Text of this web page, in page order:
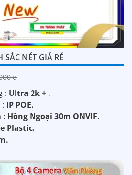
NÉT GIÁ RẺ
₫
: Ultra 2k + .
IP POE.
: Hồng Ngoại 30m ONVIF.
Plastic.